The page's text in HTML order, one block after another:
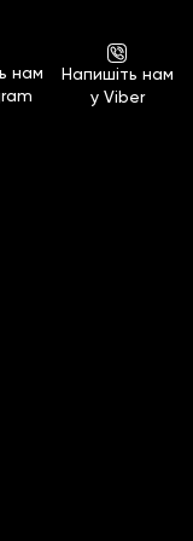
нам
Напишіть нам
у Viber